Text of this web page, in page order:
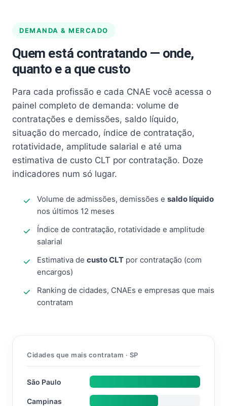
DEMANDA & MERCADO
Quem está contratando — onde,
quanto e a que custo
Para cada profissão e cada CNAE você acessa o
painel completo de demanda: volume de
contratações e demissões, saldo líquido,
situação do mercado, índice de contratação,
rotatividade, amplitude salarial e até uma
estimativa de custo CLT por contratação. Doze
indicadores num só lugar.
Volume de admissões, demissões e saldo líquido
nos últimos 12 meses
Índice de contratação, rotatividade e amplitude
salarial
Estimativa de custo CLT por contratação (com
encargos)
Ranking de cidades, CNAEs e empresas que mais
contratam
Cidades que mais contratam · SP
São Paulo
Campinas